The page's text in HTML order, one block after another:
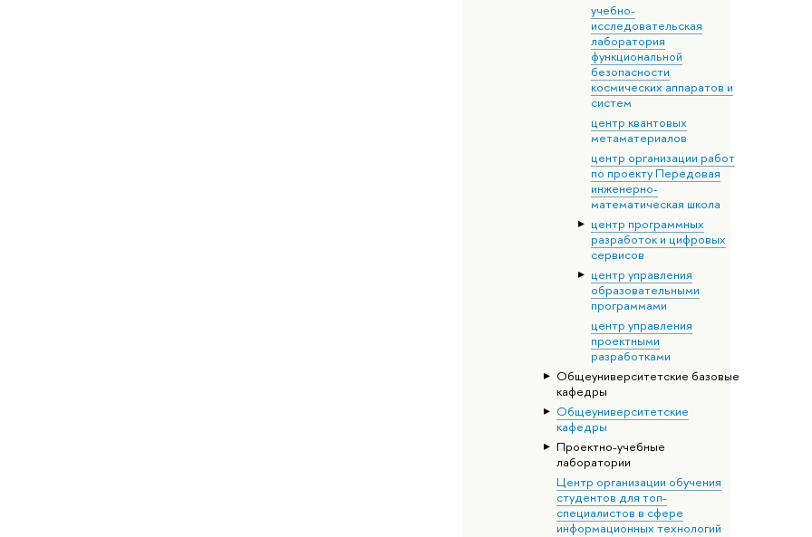
учебно-
исследовательская
лаборатория
функциональной
безопасности
космических аппаратов и
систем
центр квантовых
метаматериалов
центр организации работ
по проекту Передовая
инженерно-
математическая школа
центр программных
разработок и цифровых
сервисов
центр управления
образовательными
программами
центр управления
проектными
разработками
Общеуниверситетские базовые
кафедры
Общеуниверситетские
кафедры
Проектно-учебные
лаборатории
Центр организации обучения
студентов для топ-
специалистов в сфере
информационных технологий